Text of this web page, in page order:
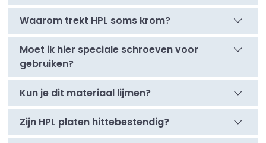
Waarom trekt HPL soms krom?
Moet ik hier speciale schroeven voor
gebruiken?
Kun je dit materiaal lijmen?
Zijn HPL platen hittebestendig?